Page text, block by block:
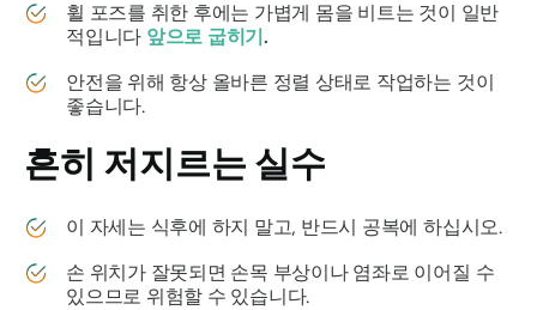
휠 포즈를 취한 후에는 가볍게 몸을 비트는 것이 일반
적입니다 앞으로 굽히기.
안전을 위해 항상 올바른 정렬 상태로 작업하는 것이
좋습니다.
흔히 저지르는 실수
이 자세는 식후에 하지 말고, 반드시 공복에 하십시오.
손 위치가 잘못되면 손목 부상이나 염좌로 이어질 수
있으므로 위험할 수 있습니다.